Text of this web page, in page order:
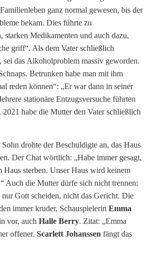
ganz normal gewesen, bis der
bekam. Dies führte zu
starken Medikamenten und auch dazu,
griff“. Als dem Vater schließlich
sei das Alkoholproblem massiv geworden.
Betrunken habe man mit ihm
reden können“: „Er war dann in seiner
stationäre Entzugsversuche führten
habe die Mutter den Vater schließlich
drohte der Beschuldigte an, das Haus
Der Chat wörtlich: „Habe immer gesagt,
Haus sterben. Unser Haus wird keinem
Auch die Mutter dürfe sich nicht trennen:
Gott scheiden, nicht das Gericht. Die
immer kruder, Schauspielerin Emma
vor, auch Halle Berry. Zitat: „Emma
offener. Scarlett Johanssen fängt das